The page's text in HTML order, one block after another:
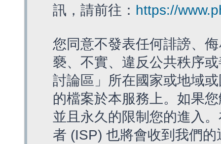
訊，請前往： https://
您同意不發表任何誹謗、
褻、不實、違反公共秩序
討論區」所在國家或地域
的檔案於本服務上。如果
並且永久的限制您的進入
者 (ISP) 也將會收到我們